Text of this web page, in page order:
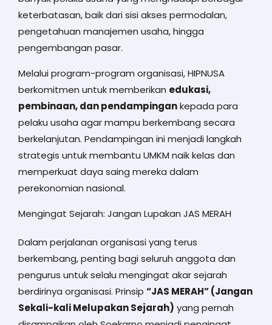
keterbatasan, baik dari sisi akses permodalan,
pengetahuan manajemen usaha, hingga
pengembangan pasar.
Melalui program-program organisasi, HIPNUSA
berkomitmen untuk memberikan edukasi,
pembinaan, dan pendampingankepada para
pelaku usaha agar mampu berkembang secara
berkelanjutan. Pendampingan ini menjadi langkah
strategis untuk membantu UMKM naik kelas dan
memperkuat daya saing mereka dalam
perekonomian nasional.
Mengingat Sejarah: Jangan Lupakan JAS MERAH
Dalam perjalanan organisasi yang terus
berkembang, penting bagi seluruh anggota dan
pengurus untuk selalu mengingat akar sejarah
berdirinya organisasi. Prinsip “JAS MERAH” (Jangan
Sekali-kali Melupakan Sejarah) yang pernah